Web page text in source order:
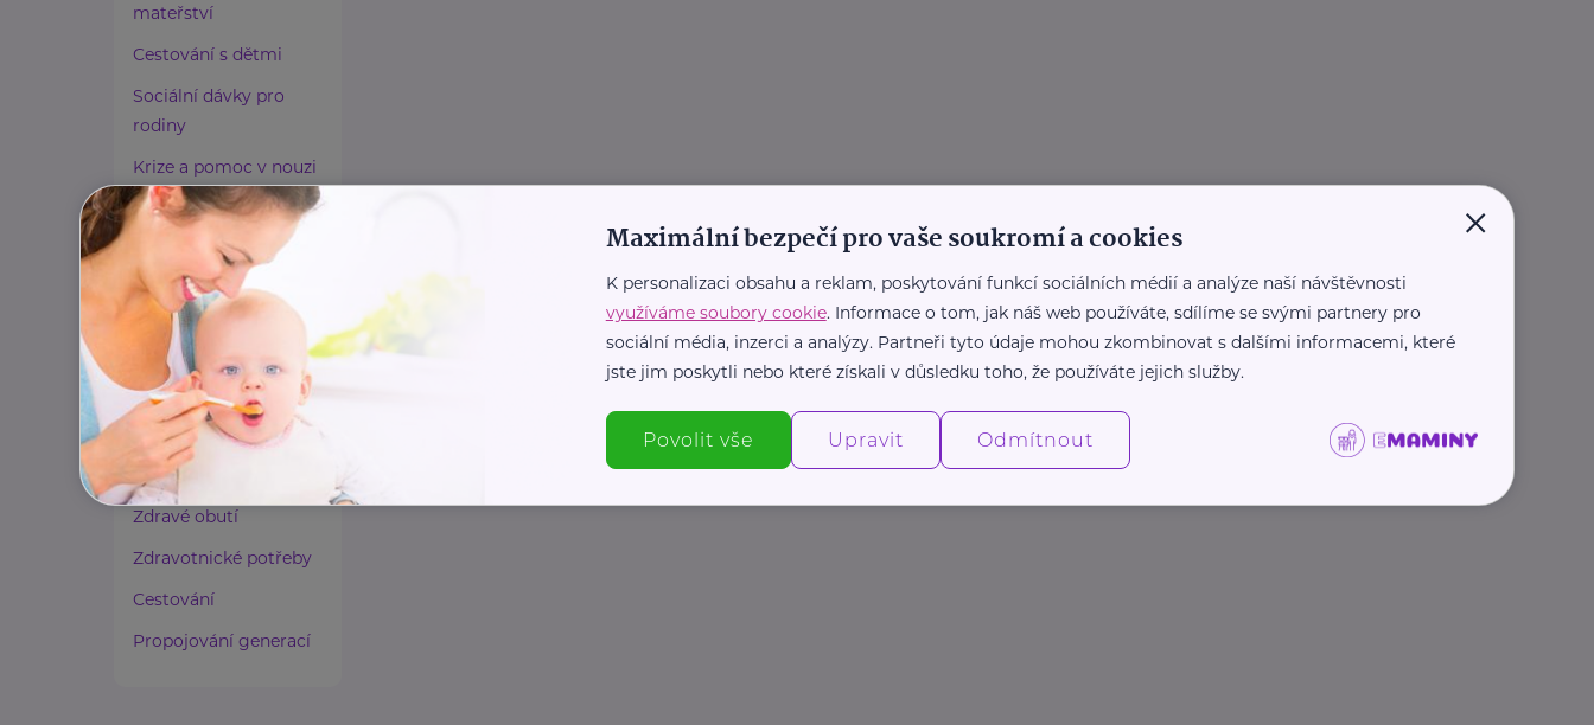
mateřství
Cestování s dětmi
Sociální dávky pro
rodiny
Krize a pomoc v nouzi
Paliativní péče
Rady a tipy
Harmonie duše a těla
Zaměstnávání osob ze
zdravotním
postižením
Lázeňství a wellness
Zdravé spaní a sezení
Zdravé obutí
Zdravotnické potřeby
Cestování
Propojování generací
×
Maximální bezpečí pro vaše soukromí a cookies
K personalizaci obsahu a reklam, poskytování funkcí sociálních médií a analýze naší návštěvnosti
využíváme soubory cookie. Informace o tom, jak náš web používáte, sdílíme se svými partnery pro
sociální média, inzerci a analýzy. Partneři tyto údaje mohou zkombinovat s dalšími informacemi, které
jste jim poskytli nebo které získali v důsledku toho, že používáte jejich služby.
Povolit vše Upravit Odmítnout